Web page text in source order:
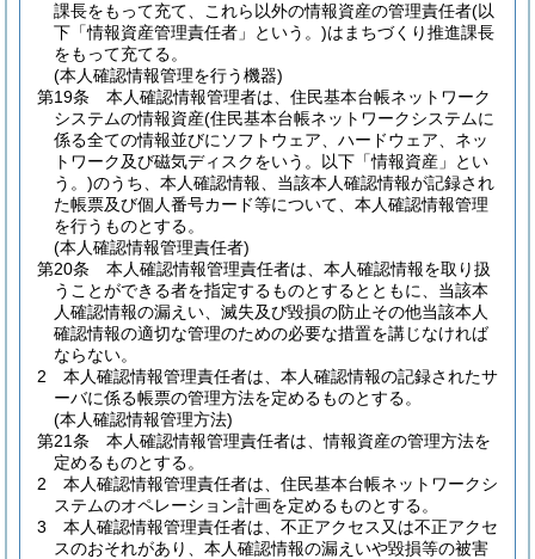
課長をもって充て、これら以外の情報資産の管理責任者(以
下「情報資産管理責任者」という。)はまちづくり推進課長
をもって充てる。
(本人確認情報管理を行う機器)
第19条
本人確認情報管理者は、住民基本台帳ネットワーク
システムの情報資産(住民基本台帳ネットワークシステムに
係る全ての情報並びにソフトウェア、ハードウェア、ネッ
トワーク及び磁気ディスクをいう。以下「情報資産」とい
う。)のうち、本人確認情報、当該本人確認情報が記録され
た帳票及び個人番号カード等について、本人確認情報管理
を行うものとする。
(本人確認情報管理責任者)
第20条
本人確認情報管理責任者は、本人確認情報を取り扱
うことができる者を指定するものとするとともに、当該本
人確認情報の漏えい、滅失及び毀損の防止その他当該本人
確認情報の適切な管理のための必要な措置を講じなければ
ならない。
2
本人確認情報管理責任者は、本人確認情報の記録されたサ
ーバに係る帳票の管理方法を定めるものとする。
(本人確認情報管理方法)
第21条
本人確認情報管理責任者は、情報資産の管理方法を
定めるものとする。
2
本人確認情報管理責任者は、住民基本台帳ネットワークシ
ステムのオペレーション計画を定めるものとする。
3
本人確認情報管理責任者は、不正アクセス又は不正アクセ
スのおそれがあり、本人確認情報の漏えいや毀損等の被害